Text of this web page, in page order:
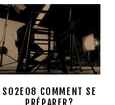
S02E08 COMMENT SE